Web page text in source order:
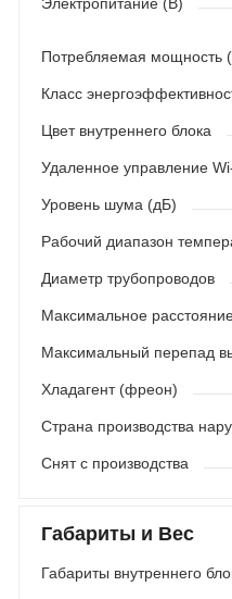
Потребляемая мощность
Класс
Цвет внутреннего блока
Удаленное управление
Уровень шума (дБ)
Диаметр трубопроводов
Хладагент (фреон)
Снят с производства
Габариты и Вес